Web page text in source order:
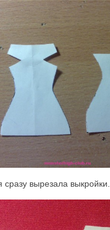
сразу вырезала выкройки.